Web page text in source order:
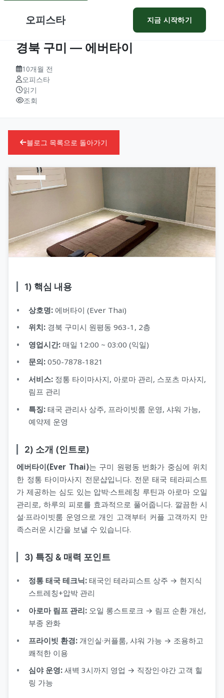
오피스타 지금 시작하기
경북 구미 — 에버타이
10개월 전
오피스타
읽기
조회
블로그 목록으로 돌아가기
1) 핵심 내용
상호명: 에버타이 (Ever Thai)
위치: 경북 구미시 원평동 963-1, 2층
영업시간: 매일 12:00 ~ 03:00 (익일)
문의: 050-7878-1821
서비스: 정통 타이마사지, 아로마 관리, 스포츠 마사지,
림프 관리
특징: 태국 관리사 상주, 프라이빗룸 운영, 샤워 가능,
예약제 운영
2) 소개 (인트로)
에버타이(Ever Thai)는 구미 원평동 번화가 중심에 위치
한 정통 타이마사지 전문샵입니다. 전문 태국 테라피스트
가 제공하는 심도 있는 압박·스트레칭 루틴과 아로마 오일
관리로, 하루의 피로를 효과적으로 풀어줍니다. 깔끔한 시
설·프라이빗룸 운영으로 개인 고객부터 커플 고객까지 만
족스러운 시간을 보낼 수 있습니다.
3) 특징 & 매력 포인트
정통 태국 테크닉: 태국인 테라피스트 상주 → 현지식
스트레칭+압박 관리
아로마 림프 관리: 오일 롱스트로크 → 림프 순환 개선,
부종 완화
프라이빗 환경: 개인실·커플룸, 샤워 가능 → 조용하고
쾌적한 이용
심야 운영: 새벽 3시까지 영업 → 직장인·야간 고객 힐
링 가능